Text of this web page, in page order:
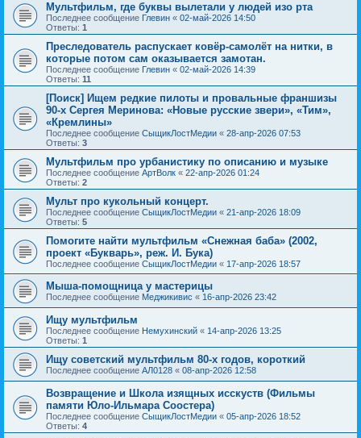
Мультфильм, где буквы вылетали у людей изо рта
Последнее сообщение Глевин « 02-май-2026 14:50
Ответы: 1
Преследователь распускает ковёр-самолёт на нитки, в
которые потом сам оказывается замотан.
Последнее сообщение Глевин « 02-май-2026 14:39
Ответы: 11
[Поиск] Ищем редкие пилоты и провальные франшизы
90-х Сергея Меринова: «Новые русские звери», «Тим»,
«Кремлины»
Последнее сообщение СыщикЛостМедии « 28-апр-2026 07:53
Ответы: 3
Мультфильм про урбанистику по описанию и музыке
Последнее сообщение АртВолк « 22-апр-2026 01:24
Ответы: 2
Мульт про кукольный концерт.
Последнее сообщение СыщикЛостМедии « 21-апр-2026 18:09
Ответы: 5
Помогите найти мультфильм «Снежная баба» (2002,
проект «Букварь», реж. И. Бука)
Последнее сообщение СыщикЛостМедии « 17-апр-2026 18:57
Мыша-помощница у мастерицы
Последнее сообщение Меджикивис « 16-апр-2026 23:42
Ищу мультфильм
Последнее сообщение Немухинский « 14-апр-2026 13:25
Ответы: 1
Ищу советский мультфильм 80-х годов, короткий
Последнее сообщение АЛ0128 « 08-апр-2026 12:58
Возвращение и Школа изящных исскуств (Фильмы
памяти Юло-Ильмара Соостера)
Последнее сообщение СыщикЛостМедии « 05-апр-2026 18:52
Ответы: 4